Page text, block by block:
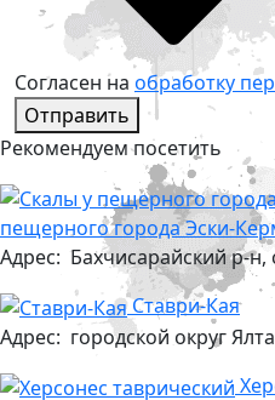
Согласен на обработку
Отправить
Рекомендуем посетить
пещерного города Эски-
Адрес: Бахчисарайский р-н,
Ставри-Кая
Адрес: городской округ Ялта